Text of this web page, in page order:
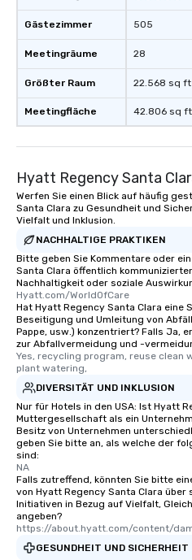
Gästezimmer
Meetingräume
Größter Raum
Meetingfläche
505
28
22.568 sq ft
42.806 sq ft
Hyatt Regency Santa
Werfen Sie einen Blick auf häufig
Santa Clara zu Gesundheit und
Vielfalt und Inklusion.
NACHHALTIGE PRAKTIKEN
Bitte geben Sie Kommentare oder
Santa Clara öffentlich
Nachhaltigkeit oder soziale
Hyatt.com/WorldOfCare
Hat Hyatt Regency Santa Clara eine
Beseitigung und Umleitung von
Pappe, usw.) konzentriert? Falls Ja,
zur Abfallvermeidung und -
Yes, recycling program, reuse clean
plant watering,
DIVERSITÄT UND INKLUSION
Nur für Hotels in den USA: Ist Hyatt
Muttergesellschaft als ein
Besitz von Unternehmen
geben Sie bitte an, als welche der
sind:
NA
Falls zutreffend, könnten Sie bitte
von Hyatt Regency Santa Clara über
Initiativen in Bezug auf Vielfalt,
angeben?
https://about.hyatt.com/content/
GESUNDHEIT UND SICHERHEIT